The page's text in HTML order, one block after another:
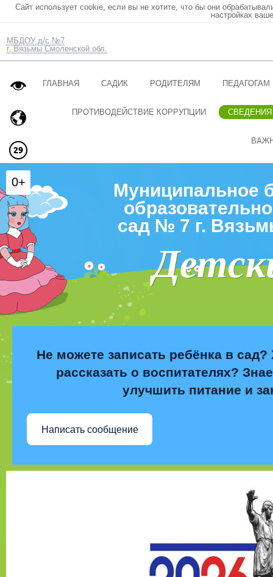
Сайт использует cookie, если вы не хотите, что бы они
настройках
МБДОУ д/с №7
г. Вязьмы Смоленской обл.
ГЛАВНАЯ САДИК РОДИТЕЛЯМ ПЕДАГОГАМ
ПРОТИВОДЕЙСТВИЕ КОРРУПЦИИ
Муниципальное
сад № 7 г.
Не можете записать ребёнка в сад?
рассказать о воспитателях?
улучшить питание и
Написать сообщение
0+